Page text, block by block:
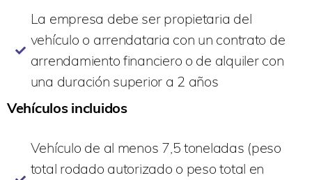
La empresa debe ser propietaria del
vehículo o arrendataria con un contrato de
arrendamiento financiero o de alquiler con
una duración superior a 2 años
Vehículos incluidos
Vehículo de al menos 7,5 toneladas (peso
total rodado autorizado o peso total en